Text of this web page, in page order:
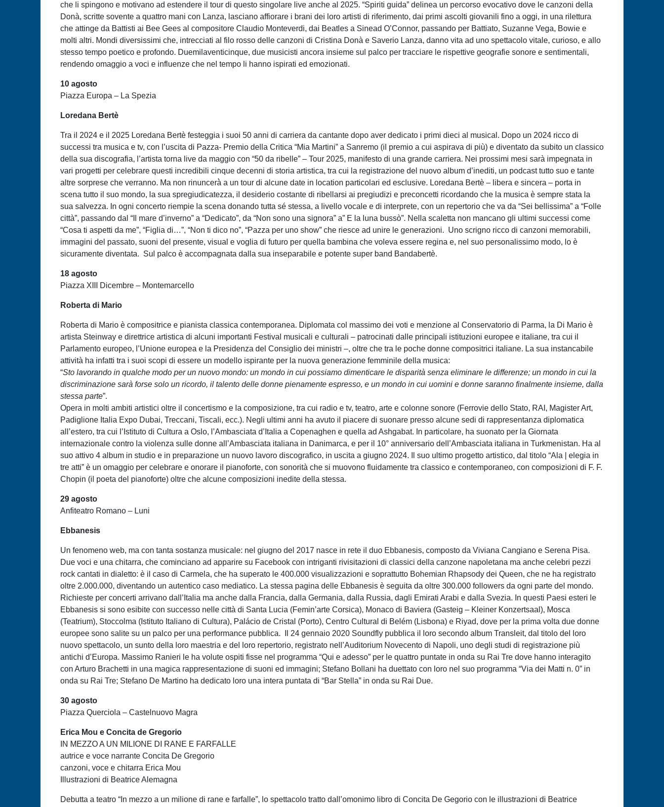
che li spingono e motivano ad estendere il tour di questo singolare live anche al 2025. “Spiriti guida” delinea un percorso evocativo dove le canzoni della
Donà, scritte sovente a quattro mani con Lanza, lasciano affiorare i brani dei loro artisti di riferimento, dai primi ascolti giovanili fino a oggi, in una rilettura
che attinge da Battisti ai Bee Gees al compositore Claudio Monteverdi, dai Beatles a Sinead O’Connor, passando per Battiato, Suzanne Vega, Bowie e
molti altri. Mondi diversissimi che, intrecciati al filo rosso delle canzoni di Cristina Donà e Saverio Lanza, danno vita ad uno spettacolo vitale, curioso, e allo
stesso tempo poetico e profondo. Duemilaventicinque, due musicisti ancora insieme sul palco per tracciare le rispettive geografie sonore e sentimentali,
rendendo omaggio a voci e influenze che nel tempo li hanno ispirati ed emozionati.
10 agosto
Piazza Europa – La Spezia
Loredana Bertè
Tra il 2024 e il 2025 Loredana Bertè festeggia i suoi 50 anni di carriera da cantante dopo aver dedicato i primi dieci al musical. Dopo un 2024 ricco di
successi tra musica e tv, con l’uscita di Pazza- Premio della Critica “Mia Martini” a Sanremo (il premio a cui aspirava di più) e diventato da subito un classico
della sua discografia, l’artista torna live da maggio con “50 da ribelle” – Tour 2025, manifesto di una grande carriera. Nei prossimi mesi sarà impegnata in
vari progetti per celebrare questi incredibili cinque decenni di storia artistica, tra cui la registrazione del nuovo album d’inediti, un podcast tutto suo e tante
altre sorprese che verranno. Ma non rinuncerà̀ a un tour di alcune date in location particolari ed esclusive. Loredana Bertè – libera e sincera – porta in
scena tutto il suo mondo, la sua spregiudicatezza, il desiderio costante di ribellarsi ai pregiudizi e preconcetti ricordando che la musica è sempre stata la
sua salvezza. In ogni concerto riempie la scena donando tutta sé stessa, a livello vocale e di interprete, con un repertorio che va da “Sei bellissima” a “Folle
città”, passando dal “Il mare d’inverno” a “Dedicato”, da “Non sono una signora” a” E la luna bussò”. Nella scaletta non mancano gli ultimi successi come
“Cosa ti aspetti da me”, “Figlia di…”, “Non ti dico no”, “Pazza per uno show” che riesce ad unire le generazioni. Uno scrigno ricco di canzoni memorabili,
immagini del passato, suoni del presente, visual e voglia di futuro per quella bambina che voleva essere regina e, nel suo personalissimo modo, lo è
sicuramente diventata. Sul palco è accompagnata dalla sua inseparabile e potente super band Bandabertè.
18 agosto
Piazza XIII Dicembre – Montemarcello
Roberta di Mario
Roberta di Mario è compositrice e pianista classica contemporanea. Diplomata col massimo dei voti e menzione al Conservatorio di Parma, la Di Mario è
artista Steinway e direttrice artistica di alcuni importanti Festival musicali e culturali – patrocinati dalle principali istituzioni europee e italiane, tra cui il
Parlamento europeo, l’Unione europea e la Presidenza del Consiglio dei ministri –, oltre che tra le poche donne compositrici italiane. La sua instancabile
attività ha infatti tra i suoi scopi di essere un modello ispirante per la nuova generazione femminile della musica:
“Sto lavorando in qualche modo per un nuovo mondo: un mondo in cui possiamo dimenticare le disparità senza eliminare le differenze; un mondo in cui la
discriminazione sarà forse solo un ricordo, il talento delle donne pienamente espresso, e un mondo in cui uomini e donne saranno finalmente insieme, dalla
stessa parte”.
Opera in molti ambiti artistici oltre il concertismo e la composizione, tra cui radio e tv, teatro, arte e colonne sonore (Ferrovie dello Stato, RAI, Magister Art,
Padiglione Italia Expo Dubai, Treccani, Tiscali, ecc.). Negli ultimi anni ha avuto il piacere di suonare presso alcune sedi di rappresentanza diplomatica
all’estero, tra cui l’Istituto di Cultura a Oslo, l’Ambasciata d’Italia a Copenaghen e quella ad Ashgabat. In particolare, ha suonato per la Giornata
internazionale contro la violenza sulle donne all’Ambasciata italiana in Danimarca, e per il 10° anniversario dell’Ambasciata italiana in Turkmenistan. Ha al
suo attivo 4 album in studio e in preparazione un nuovo lavoro discografico, in uscita a giugno 2024. Il suo ultimo progetto artistico, dal titolo “Ala | elegia in
tre atti” è un omaggio per celebrare e onorare il pianoforte, con sonorità che si muovono fluidamente tra classico e contemporaneo, con composizioni di F. F.
Chopin (il poeta del pianoforte) oltre che alcune composizioni inedite della stessa.
29 agosto
Anfiteatro Romano – Luni
Ebbanesis
Un fenomeno web, ma con tanta sostanza musicale: nel giugno del 2017 nasce in rete il duo Ebbanesis, composto da Viviana Cangiano e Serena Pisa.
Due voci e una chitarra, che cominciano ad apparire su Facebook con intriganti rivisitazioni di classici della canzone napoletana ma anche celebri pezzi
rock cantati in dialetto: è il caso di Carmela, che ha superato le 400.000 visualizzazioni e soprattutto Bohemian Rhapsody dei Queen, che ne ha registrato
oltre 2.000.000, diventando un autentico caso mediatico. La stessa pagina delle Ebbanesis è seguita da oltre 300.000 followers da ogni parte del mondo.
Richieste per concerti arrivano dall’Italia ma anche dalla Francia, dalla Germania, dalla Russia, dagli Emirati Arabi e dalla Svezia. In questi Paesi esteri le
Ebbanesis si sono esibite con successo nelle città di Santa Lucia (Femin’arte Corsica), Monaco di Baviera (Gasteig – Kleiner Konzertsaal), Mosca
(Teatrium), Stoccolma (Istituto Italiano di Cultura), Palácio de Cristal (Porto), Centro Cultural di Belém (Lisbona) e Riyad, dove per la prima volta due donne
europee sono salite su un palco per una performance pubblica. Il 24 gennaio 2020 Soundfly pubblica il loro secondo album Transleit, dal titolo del loro
nuovo spettacolo, un sunto della loro maestria e del loro repertorio, registrato nell’Auditorium Novecento di Napoli, uno degli studi di registrazione più
antichi d’Europa. Massimo Ranieri le ha volute ospiti fisse nel programma “Qui e adesso” per le quattro puntate in onda su Rai Tre dove hanno interagito
con Arturo Brachetti in una magica rappresentazione di suoni ed immagini; Stefano Bollani ha duettato con loro nel suo programma “Via dei Matti n. 0” in
onda su Rai Tre; Stefano De Martino ha dedicato loro una intera puntata di “Bar Stella” in onda su Rai Due.
30 agosto
Piazza Querciola – Castelnuovo Magra
Erica Mou e Concita de Gregorio
IN MEZZO A UN MILIONE DI RANE E FARFALLE
autrice e voce narrante Concita De Gregorio
canzoni, voce e chitarra Erica Mou
Illustrazioni di Beatrice Alemagna
Debutta a teatro “In mezzo a un milione di rane e farfalle”, lo spettacolo tratto dall’omonimo libro di Concita De Gegorio con le illustrazioni di Beatrice